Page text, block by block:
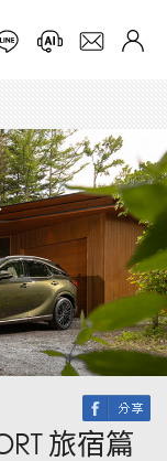
旅宿篇